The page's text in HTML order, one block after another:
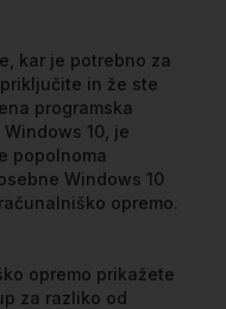
kar je potrebno za
in že ste
programska
10, je
popolnoma
Windows 10
opremo.
opremo prikažete
za razliko od